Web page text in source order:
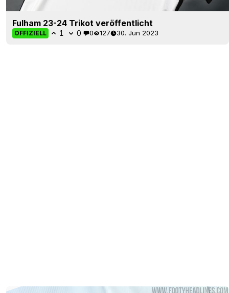
Fulham 23-24 Trikot veröffentlicht
OFFIZIELL 1 0 0 127 30. Jun 2023